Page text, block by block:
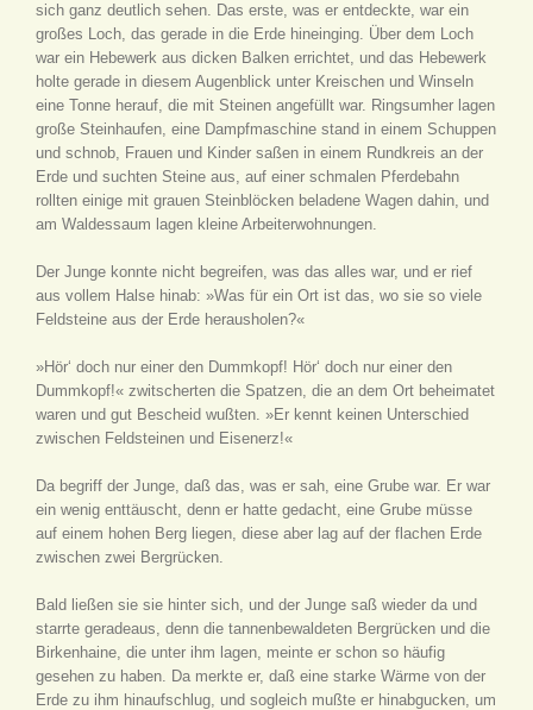
sich ganz deutlich sehen. Das erste, was er entdeckte, war ein
großes Loch, das gerade in die Erde hineinging. Über dem Loch
war ein Hebewerk aus dicken Balken errichtet, und das Hebewerk
holte gerade in diesem Augenblick unter Kreischen und Winseln
eine Tonne herauf, die mit Steinen angefüllt war. Ringsumher lagen
große Steinhaufen, eine Dampfmaschine stand in einem Schuppen
und schnob, Frauen und Kinder saßen in einem Rundkreis an der
Erde und suchten Steine aus, auf einer schmalen Pferdebahn
rollten einige mit grauen Steinblöcken beladene Wagen dahin, und
am Waldessaum lagen kleine Arbeiterwohnungen.
Der Junge konnte nicht begreifen, was das alles war, und er rief
aus vollem Halse hinab: »Was für ein Ort ist das, wo sie so viele
Feldsteine aus der Erde herausholen?«
»Hör‘ doch nur einer den Dummkopf! Hör‘ doch nur einer den
Dummkopf!« zwitscherten die Spatzen, die an dem Ort beheimatet
waren und gut Bescheid wußten. »Er kennt keinen Unterschied
zwischen Feldsteinen und Eisenerz!«
Da begriff der Junge, daß das, was er sah, eine Grube war. Er war
ein wenig enttäuscht, denn er hatte gedacht, eine Grube müsse
auf einem hohen Berg liegen, diese aber lag auf der flachen Erde
zwischen zwei Bergrücken.
Bald ließen sie sie hinter sich, und der Junge saß wieder da und
starrte geradeaus, denn die tannenbewaldeten Bergrücken und die
Birkenhaine, die unter ihm lagen, meinte er schon so häufig
gesehen zu haben. Da merkte er, daß eine starke Wärme von der
Erde zu ihm hinaufschlug, und sogleich mußte er hinabgucken, um